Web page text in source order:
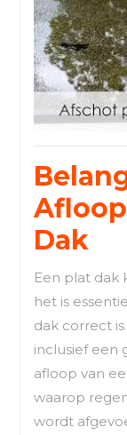
Dak
Een plat dak
het is
dak correct
inclusief een
afloop van
waarop
wordt